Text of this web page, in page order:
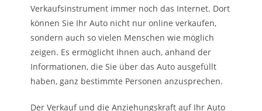
Verkaufsinstrument immer noch das Internet. Dort
können Sie Ihr Auto nicht nur online verkaufen,
sondern auch so vielen Menschen wie möglich
zeigen. Es ermöglicht Ihnen auch, anhand der
Informationen, die Sie über das Auto ausgefüllt
haben, ganz bestimmte Personen anzusprechen.
Der Verkauf und die Anziehungskraft auf Ihr Auto